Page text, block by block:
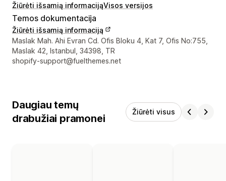
Žiūrėti išsamią informacijąVisos versijos
Temos dokumentacija
Žiūrėti išsamią informaciją
Kūrėjo kontaktiniai duomenys
Maslak Mah. Ahi Evran Cd. Ofis Bloku 4, Kat 7, Ofis No:755,
Maslak 42, Istanbul, 34398, TR
shopify-support@fuelthemes.net
Daugiau temų
drabužiai pramonei
Žiūrėti visus